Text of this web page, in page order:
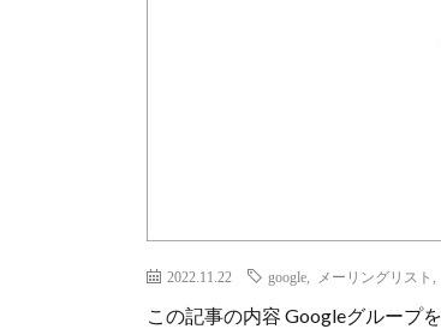
2022.11.22 google メーリングリスト
この記事の内容 Googleグループ